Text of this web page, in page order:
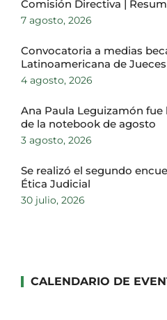
Comisión Directiva |
7 agosto, 2026
Convocatoria a medias
Latinoamericana de
4 agosto, 2026
Ana Paula Leguizamón
de la notebook de agosto
3 agosto, 2026
Se realizó el segundo
Ética Judicial
30 julio, 2026
CALENDARIO DE